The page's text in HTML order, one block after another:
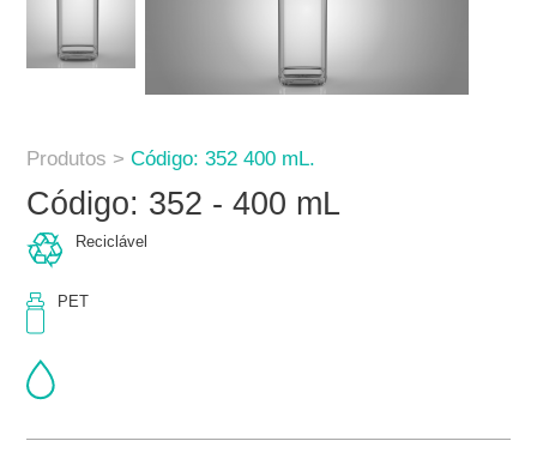
Produtos >Código: 352 400 mL.
Código: 352 - 400 mL
Reciclável
PET